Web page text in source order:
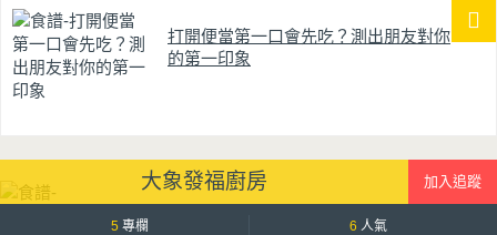
打開便當第一口會先吃？測出朋友對你
的第一印象
大象發福廚房
5 專欄 6 人氣